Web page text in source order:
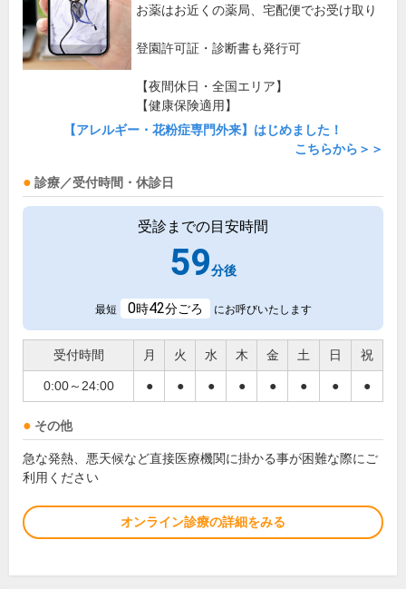
お薬はお近くの薬局、宅配便でお受け取り
登園許可証・診断書も発行可
【夜間休日・全国エリア】
【健康保険適用】
【アレルギー・花粉症専門外来】はじめました！
こちらから＞＞
診療／受付時間・休診日
受診までの目安時間
59分後
最短 0時42分ごろ にお呼びいたします
受付時間 月 火 水 木 金 土 日 祝
0:00～24:00 ● ● ● ● ● ● ● ●
その他
急な発熱、悪天候など直接医療機関に掛かる事が困難な際にご
利用ください
オンライン診療の詳細をみる